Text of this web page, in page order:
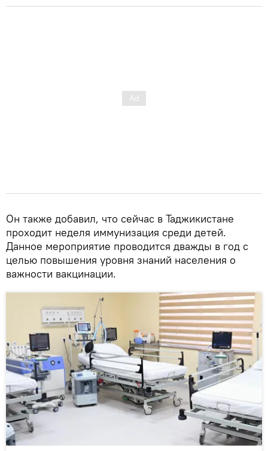
Он также добавил, что сейчас в Таджикистане
проходит неделя иммунизация среди детей.
Данное мероприятие проводится дважды в год с
целью повышения уровня знаний населения о
важности вакцинации.